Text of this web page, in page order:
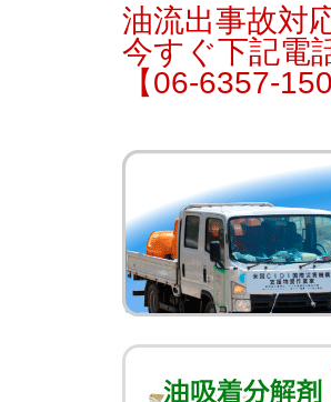
油流出事故対
今すぐ下記電
【06-6357-